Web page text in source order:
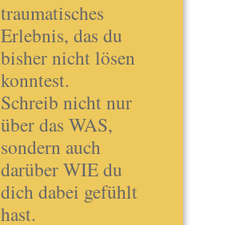
traumatisches
Erlebnis, das du
bisher nicht lösen
konntest.
Schreib nicht nur
über das WAS,
sondern auch
darüber WIE du
dich dabei gefühlt
hast.